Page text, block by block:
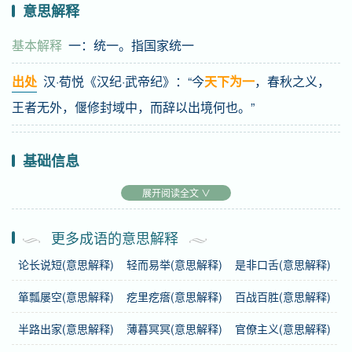
意思解释
基本解释 一：统一。指国家统一
出处 汉·荀悦《汉纪·武帝纪》：“今天下为一，春秋之义，
王者无外，偃修封域中，而辞以出境何也。”
基础信息
注音
ㄊ一ㄢ ㄒ一ㄚˋ ㄨㄟˊ 一
繁体 天下為一
感情 天下为一是中性词。
用法 作谓语、定语；用于局面等。
展开阅读全文 ∨
更多成语的意思解释
论长说短(意思解释) 轻而易举(意思解释) 是非口舌(意思解释)
箪瓢屡空(意思解释) 疙里疙瘩(意思解释) 百战百胜(意思解释)
半路出家(意思解释) 薄暮冥冥(意思解释) 官僚主义(意思解释)